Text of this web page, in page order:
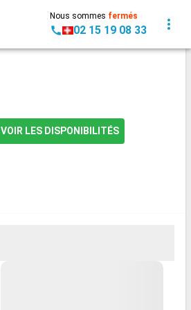
Nous sommes fermés
02 15 19 08 33
VOIR LES DISPONIBILITÉS